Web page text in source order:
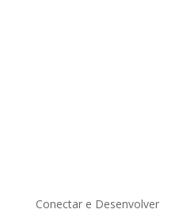
Conectar e Desenvolver